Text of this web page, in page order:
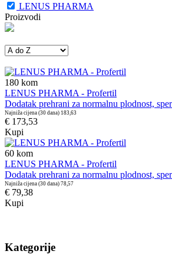
LENUS PHARMA
Proizvodi
180 kom
LENUS PHARMA - Profertil
Dodatak prehrani za normalnu plodnost,
Najniža cijena (30 dana) 183,63
€ 173,53
Kupi
60 kom
LENUS PHARMA - Profertil
Dodatak prehrani za normalnu plodnost,
Najniža cijena (30 dana) 78,57
€ 79,38
Kupi
Kategorije